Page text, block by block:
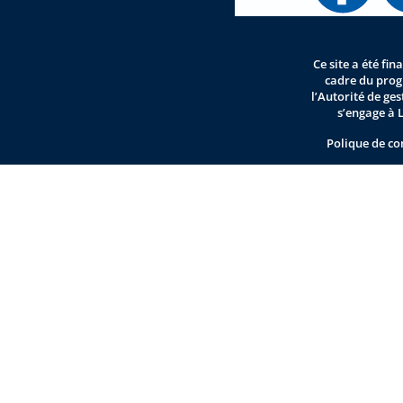
Ce site a été
cadre du
l’Autorité de
s’engage à
Polique de